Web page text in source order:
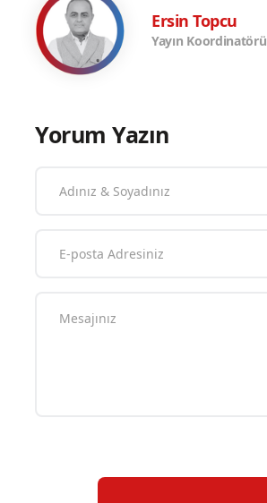
Ersin Topcu
Yayın Koordinatörü
Yorum Yazın